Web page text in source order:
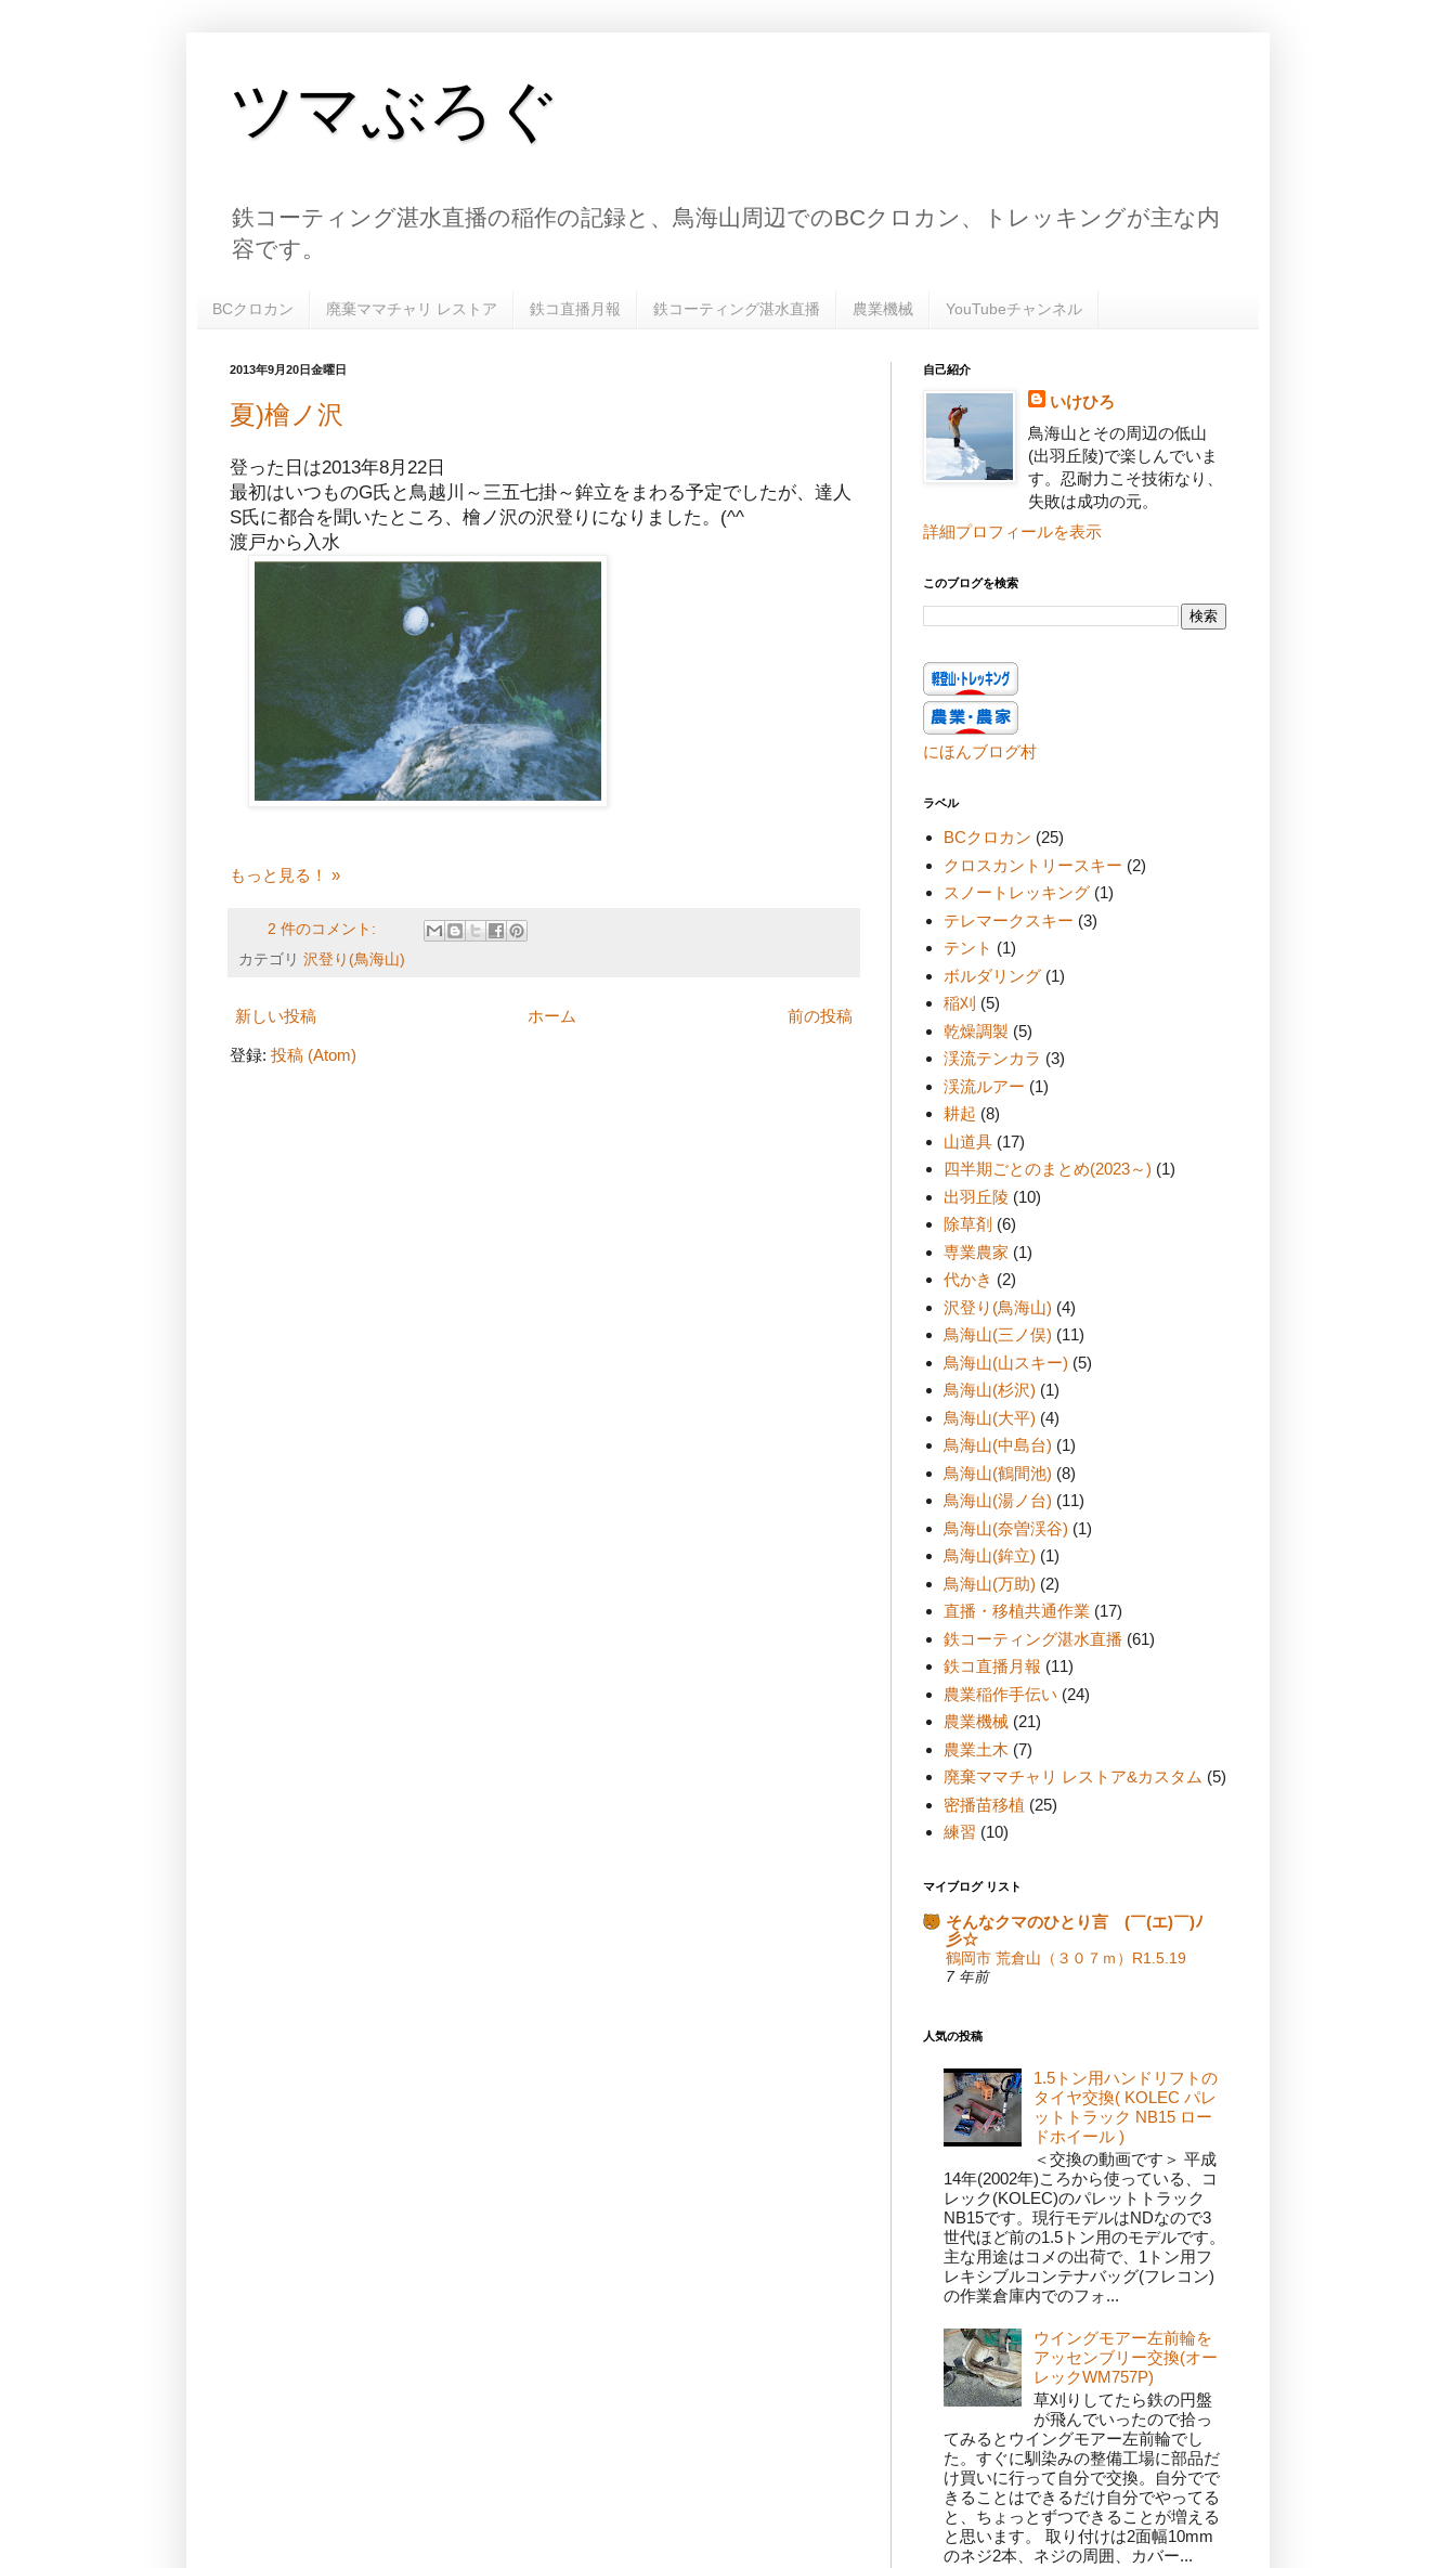
ツマぶろぐ
鉄コーティング湛水直播の稲作の記録と、鳥海山周辺でのBCクロカン、トレッキングが主な内
容です。
BCクロカン 廃棄ママチャリ レストア 鉄コ直播月報 鉄コーティング湛水直播 農業機械 YouTubeチャンネル
2013年9月20日金曜日
夏)檜ノ沢
登った日は2013年8月22日
最初はいつものG氏と鳥越川～三五七掛～鉾立をまわる予定でしたが、達人
S氏に都合を聞いたところ、檜ノ沢の沢登りになりました。(^^
渡戸から入水
もっと見る！ »
2 件のコメント:
カテゴリ 沢登り(鳥海山)
新しい投稿 前の投稿
ホーム
登録: 投稿 (Atom)
自己紹介
いけひろ
鳥海山とその周辺の低山
(出羽丘陵)で楽しんでいま
す。忍耐力こそ技術なり、
失敗は成功の元。
詳細プロフィールを表示
このブログを検索
にほんブログ村
ラベル
BCクロカン (25)
クロスカントリースキー (2)
スノートレッキング (1)
テレマークスキー (3)
テント (1)
ボルダリング (1)
稲刈 (5)
乾燥調製 (5)
渓流テンカラ (3)
渓流ルアー (1)
耕起 (8)
山道具 (17)
四半期ごとのまとめ(2023～) (1)
出羽丘陵 (10)
除草剤 (6)
専業農家 (1)
代かき (2)
沢登り(鳥海山) (4)
鳥海山(三ノ俣) (11)
鳥海山(山スキー) (5)
鳥海山(杉沢) (1)
鳥海山(大平) (4)
鳥海山(中島台) (1)
鳥海山(鶴間池) (8)
鳥海山(湯ノ台) (11)
鳥海山(奈曽渓谷) (1)
鳥海山(鉾立) (1)
鳥海山(万助) (2)
直播・移植共通作業 (17)
鉄コーティング湛水直播 (61)
鉄コ直播月報 (11)
農業稲作手伝い (24)
農業機械 (21)
農業土木 (7)
廃棄ママチャリ レストア&カスタム (5)
密播苗移植 (25)
練習 (10)
マイブログ リスト
そんなクマのひとり言 (￣(エ)￣)ﾉ
彡☆
鶴岡市 荒倉山（３０７ｍ）R1.5.19
7 年前
人気の投稿
1.5トン用ハンドリフトの
タイヤ交換( KOLEC パレ
ットトラック NB15 ロー
ドホイール )
＜交換の動画です＞ 平成
14年(2002年)ころから使っている、コ
レック(KOLEC)のパレットトラック
NB15です。現行モデルはNDなので3
世代ほど前の1.5トン用のモデルです。
主な用途はコメの出荷で、1トン用フ
レキシブルコンテナバッグ(フレコン)
の作業倉庫内でのフォ...
ウイングモアー左前輪を
アッセンブリー交換(オー
レックWM757P)
草刈りしてたら鉄の円盤
が飛んでいったので拾っ
てみるとウイングモアー左前輪でし
た。すぐに馴染みの整備工場に部品だ
け買いに行って自分で交換。自分でで
きることはできるだけ自分でやってる
と、ちょっとずつできることが増える
と思います。 取り付けは2面幅10mm
のネジ2本、ネジの周囲、カバー...